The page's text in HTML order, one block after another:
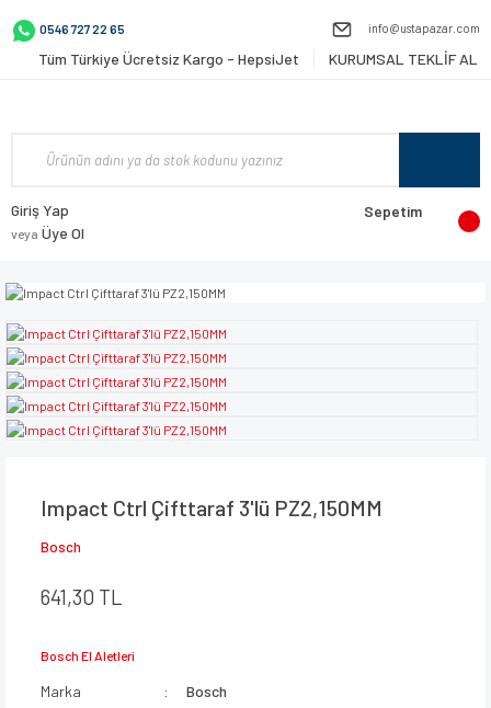
0546 727 22 65 info@ustapazar.com
Tüm Türkiye Ücretsiz Kargo - HepsiJet KURUMSAL TEKLİF AL
Giriş Yap
veya Üye Ol
Sepetim
Impact Ctrl Çifttaraf 3'lü PZ2,150MM
Bosch
641,30 TL
Bosch El Aletleri
Marka
Bosch